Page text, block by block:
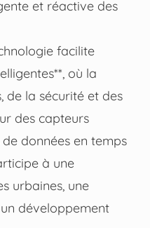
et réactive des
facilite
où la
de la sécurité et des
des capteurs
données en temps
à une
urbaines, une
développement